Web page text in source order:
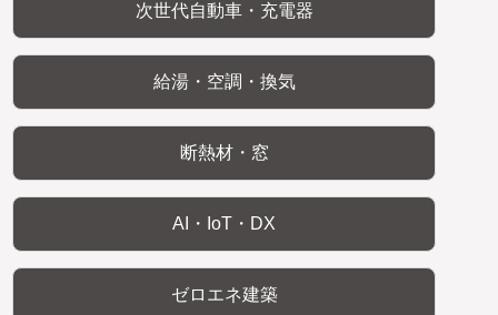
次世代自動車・充電器
給湯・空調・換気
断熱材・窓
AI・IoT・DX
ゼロエネ建築